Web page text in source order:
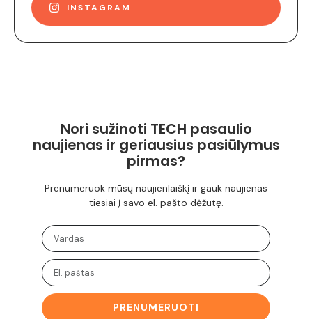
INSTAGRAM
Nori sužinoti TECH pasaulio
naujienas ir geriausius pasiūlymus
pirmas?
Prenumeruok mūsų naujienlaiškį ir gauk naujienas
tiesiai į savo el. pašto dėžutę.
PRENUMERUOTI